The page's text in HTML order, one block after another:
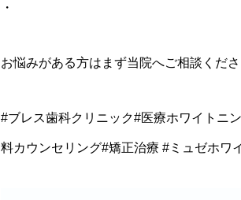
・
お悩みがある方はまず当院へご相談くだ
#ブレス歯科クリニック#医療ホワイトニ
料カウンセリング#矯正治療 #ミュゼホワ